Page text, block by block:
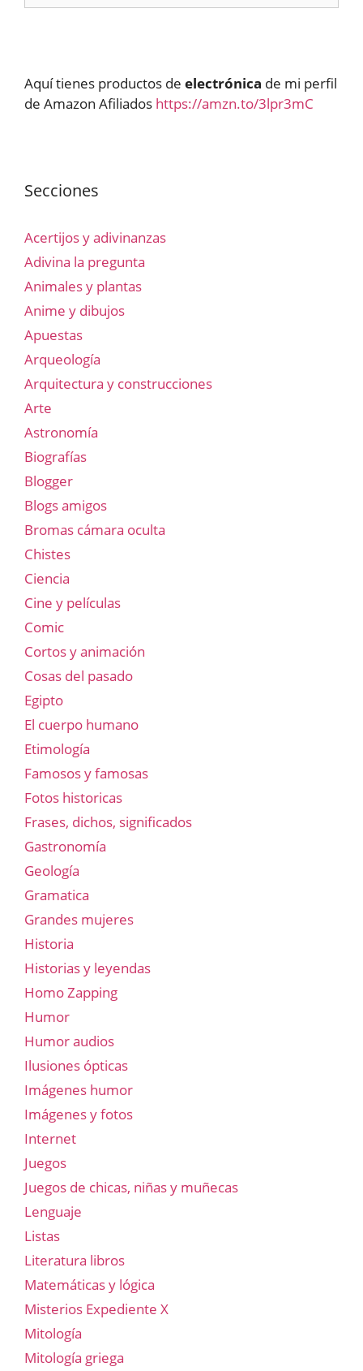
Aquí tienes productos de electrónica de mi perfil
de Amazon Afiliados https://amzn.to/3lpr3mC
Secciones
Acertijos y adivinanzas
Adivina la pregunta
Animales y plantas
Anime y dibujos
Apuestas
Arqueología
Arquitectura y construcciones
Arte
Astronomía
Biografías
Blogger
Blogs amigos
Bromas cámara oculta
Chistes
Ciencia
Cine y películas
Comic
Cortos y animación
Cosas del pasado
Egipto
El cuerpo humano
Etimología
Famosos y famosas
Fotos historicas
Frases, dichos, significados
Gastronomía
Geología
Gramatica
Grandes mujeres
Historia
Historias y leyendas
Homo Zapping
Humor
Humor audios
Ilusiones ópticas
Imágenes humor
Imágenes y fotos
Internet
Juegos
Juegos de chicas, niñas y muñecas
Lenguaje
Listas
Literatura libros
Matemáticas y lógica
Misterios Expediente X
Mitología
Mitología griega